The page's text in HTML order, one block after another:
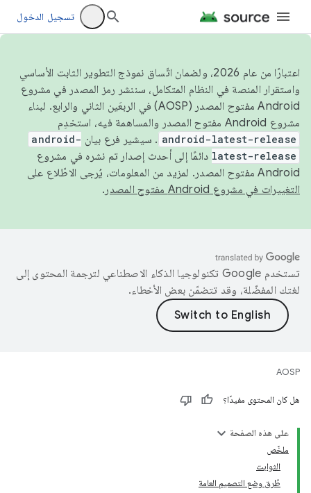
تسجيل الدخول
اعتبارًا من عام 2026، ولضمان اتّساق نموذج التطوير الثابت الأساسي
واستقرار المنصة في النظام المتكامل، سننشر رمز المصدر في مشروع
Android مفتوح المصدر (AOSP) في الربعَين الثاني والرابع. لبناء
مشروع Android مفتوح المصدر والمساهمة فيه، استخدِم
android-latest-release . سيشير فرع بيان android-
latest-release دائمًا إلى أحدث إصدار تم نشره في مشروع
Android مفتوح المصدر. لمزيد من المعلومات، يُرجى الاطّلاع على
التغييرات في مشروع Android مفتوح المصدر
.
تستخدم Google تكنولوجيا الذكاء الاصطناعي لترجمة المحتوى إلى
لغتك المفضّلة، وقد تتضمّن بعض الأخطاء.
AOSP
هل كان المحتوى مفيدًا؟
على هذه الصفحة
ملخّص
الثوابت
طُرق وضع التصميم العامة